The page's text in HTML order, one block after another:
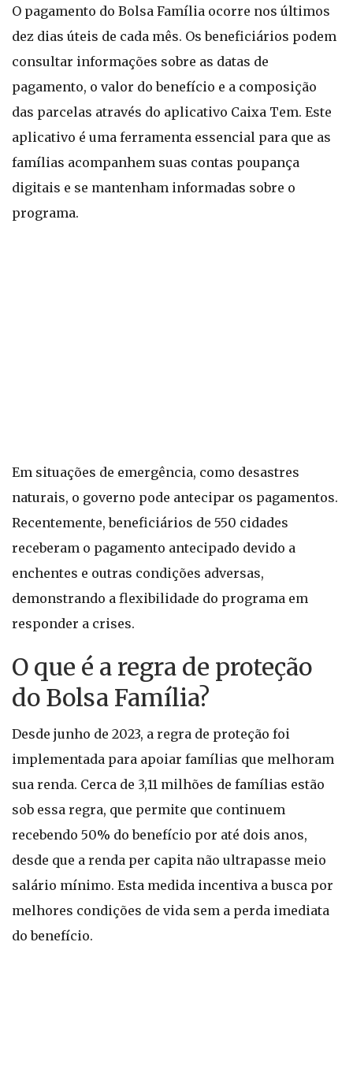
O pagamento do Bolsa Família ocorre nos últimos
dez dias úteis de cada mês. Os beneficiários podem
consultar informações sobre as datas de
pagamento, o valor do benefício e a composição
das parcelas através do aplicativo Caixa Tem. Este
aplicativo é uma ferramenta essencial para que as
famílias acompanhem suas contas poupança
digitais e se mantenham informadas sobre o
programa.
Em situações de emergência, como desastres
naturais, o governo pode antecipar os pagamentos.
Recentemente, beneficiários de 550 cidades
receberam o pagamento antecipado devido a
enchentes e outras condições adversas,
demonstrando a flexibilidade do programa em
responder a crises.
O que é a regra de proteção
do Bolsa Família?
Desde junho de 2023, a regra de proteção foi
implementada para apoiar famílias que melhoram
sua renda. Cerca de 3,11 milhões de famílias estão
sob essa regra, que permite que continuem
recebendo 50% do benefício por até dois anos,
desde que a renda per capita não ultrapasse meio
salário mínimo. Esta medida incentiva a busca por
melhores condições de vida sem a perda imediata
do benefício.